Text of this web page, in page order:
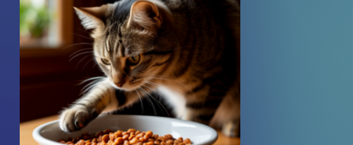
С людьми все проще, мы обычно знаем,
чем мы отравились, быстро реагируем на
недомогания и понимаем, что нужно
сделать, чтобы стало легче. С питомцами
сложнее: мы не всегда можем угадать,
какой продукт вызвал проблемы с
желудком.